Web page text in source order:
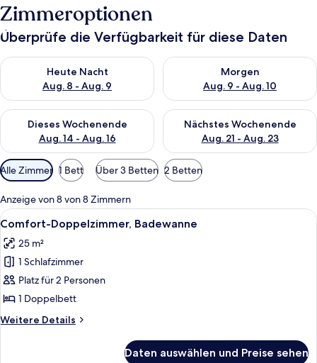
Zimmeroptionen
Überprüfe die Verfügbarkeit für diese Daten
Heute Nacht
Aug. 8 - Aug. 9
Überprüfe die Verfügbarkeit für heute Nacht, Aug. 8 - Aug. 9.
Morgen
Aug. 9 - Aug. 10
Überprüfe die Verfügbarkeit
Dieses Wochenende
Aug. 14 - Aug. 16
Überprüfe die Verfügbarkeit für dieses Wochenende, Aug. 14
Nächstes Wochenende
Aug. 21 - Aug. 23
Überprüfe die Verfügbarkeit
Verfügbare
Filter
für
Zimmer
Alle Zimmer 1 Bett Über 3 Betten 2 Betten
Anzeige von 8 von 8 Zimmern
Alle
Fotos
für
Comfort-
Doppelzimmer,
Badewanne
anzeigen
Ein ordentlich bezogenes Bett mit
5
Comfort-Doppelzimmer, Badewanne
25 m²
1 Schlafzimmer
Platz für 2 Personen
1 Doppelbett
Weitere Details
Weitere
Daten auswählen und Preise sehen